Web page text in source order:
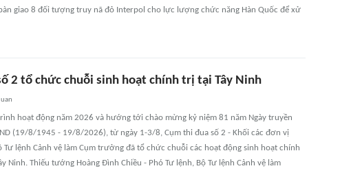
giao 8 đối tượng truy nã đỏ Interpol cho lực lượng chức năng Hàn Quốc để xử
2 tổ chức chuỗi sinh hoạt chính trị tại Tây Ninh
hoạt động năm 2026 và hướng tới chào mừng kỷ niệm 81 năm Ngày truyền
(19/8/1945 - 19/8/2026), từ ngày 1-3/8, Cụm thi đua số 2 - Khối các đơn vị
lệnh Cảnh vệ làm Cụm trưởng đã tổ chức chuỗi các hoạt động sinh hoạt chính
Ninh. Thiếu tướng Hoàng Đình Chiều - Phó Tư lệnh, Bộ Tư lệnh Cảnh vệ làm